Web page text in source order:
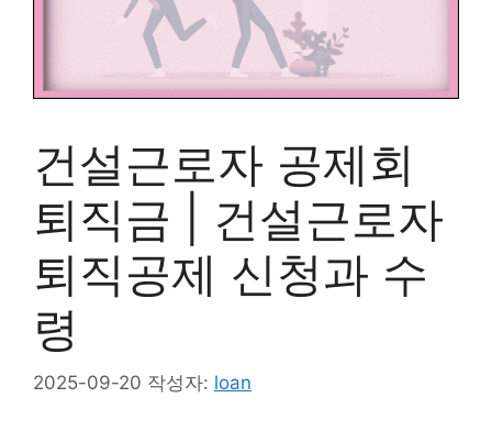
건설근로자 공제회
퇴직금 | 건설근로자
퇴직공제 신청과 수
령
2025-09-20 작성자: loan